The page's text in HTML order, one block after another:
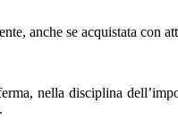
anche se acquistata con
nella disciplina